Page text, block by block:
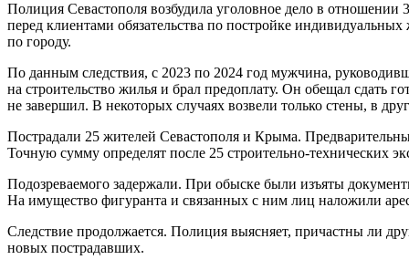
Полиция Севастополя возбудила уголовное дело в отношении
перед клиентами обязательства по постройке
по городу.
По данным следствия, с 2023 по 2024 год мужчина,
на строительство жилья и брал предоплату. Он обещал сдать
не завершил. В некоторых случаях возвели только стены, в
Пострадали 25 жителей Севастополя и Крыма.
Точную сумму определят после 25 строительно-технических
Подозреваемого задержали. При обыске были изъяты
На имущество фигуранта и связанных с ним лиц наложили
Следствие продолжается. Полиция выясняет, причастны ли
новых пострадавших.